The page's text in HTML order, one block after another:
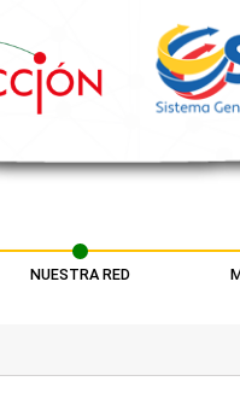
NUESTRA RED